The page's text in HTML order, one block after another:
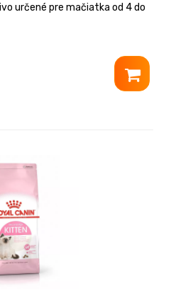
určené pre mačiatka od 4 do